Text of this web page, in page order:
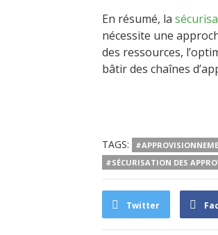
En résumé, la
nécessite une
des ressources,
bâtir des chaînes
TAGS:
#SÉCURISATION DES
Twitter